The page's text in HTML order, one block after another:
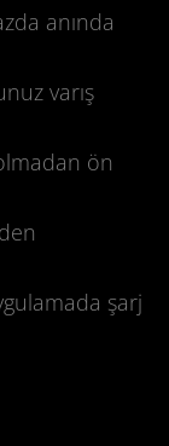
anında
varış
ön
şarj